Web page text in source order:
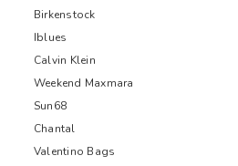
Birkenstock
Iblues
Calvin Klein
Weekend Maxmara
Sun68
Chantal
Valentino Bags